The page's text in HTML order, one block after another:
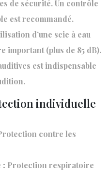
de sécurité. Un contrôle
est recommandé.
d’une scie à eau
important (plus de 85 dB).
est indispensable
individuelle
contre les
: Protection respiratoire